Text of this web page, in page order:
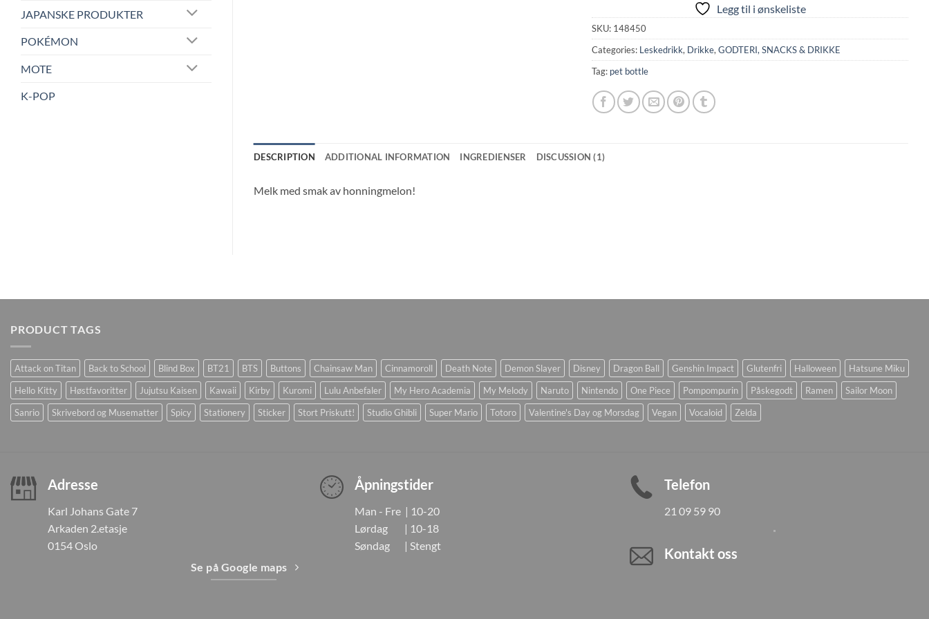
JAPANSKE PRODUKTER
POKÉMON
MOTE
K-POP
Legg til i ønskeliste
SKU: 148450
Categories: Leskedrikk, Drikke,GODTERI, SNACKS & DRIKKE
Tag: pet bottle
DESCRIPTION ADDITIONAL INFORMATION INGREDIENSER DISCUSSION (1)
Melk med smak av honningmelon!
PRODUCT TAGS
Attack on Titan Back to School Blind Box BT21 BTS Buttons Chainsaw Man Cinnamoroll Death Note Demon Slayer Disney Dragon Ball Genshin Impact Glutenfri Halloween
Hatsune Miku
Hello Kitty
Høstfavoritter Jujutsu Kaisen Kawaii Kirby Kuromi Lulu Anbefaler My Hero Academia My Melody Naruto Nintendo One Piece Pompompurin Påskegodt Ramen
Sailor Moon
Sanrio
Skrivebord og Musematter Spicy Stationery Sticker Stort Priskutt! Studio Ghibli Super Mario Totoro Valentine's Day og Morsdag Vegan Vocaloid Zelda
Adresse
Karl Johans Gate 7
Arkaden 2.etasje
0154 Oslo
Se på Google maps
Åpningstider
Man - Fre | 10-20
Lørdag | 10-18
Søndag | Stengt
Telefon
21 09 59 90
Kontakt oss